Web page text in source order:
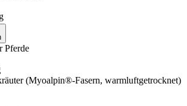
Pferde
(Myoalpin®-Fasern, warmluftgetrocknet)